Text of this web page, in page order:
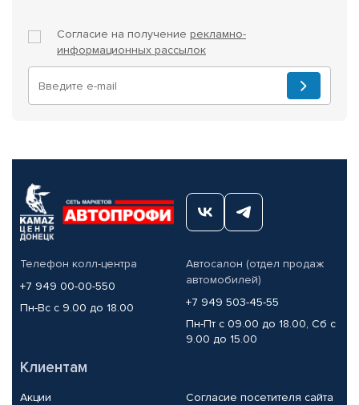
Согласие на получение рекламно-
информационных рассылок
Телефон колл-центра
+7 949 00-00-550
Пн-Вс с 9.00 до 18.00
Автосалон (отдел продаж
автомобилей)
+7 949 503-45-55
Пн-Пт с 09.00 до 18.00, Сб с
9.00 до 15.00
Клиентам
Акции Согласие посетителя сайта